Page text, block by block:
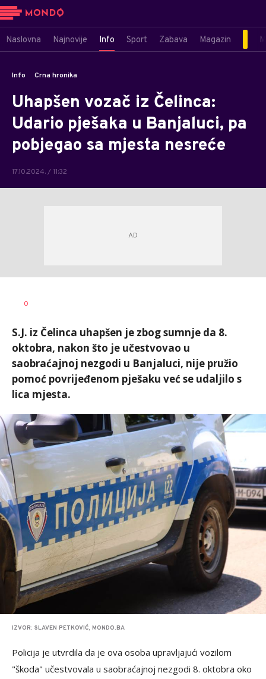
Naslovna Najnovije Info Sport Zabava Magazin
Info Crna hronika
Uhapšen vozač iz Čelinca:
Udario pješaka u Banjaluci, pa
pobjegao sa mjesta nesreće
17.10.2024. / 11:32
AUTOR
0
S.J. iz Čelinca uhapšen je zbog sumnje da 8.
oktobra, nakon što je učestvovao u
saobraćajnoj nezgodi u Banjaluci, nije pružio
pomoć povrijeđenom pješaku već se udaljilo s
lica mjesta.
IZVOR: SLAVEN PETKOVIĆ, MONDO.BA
Policija je utvrdila da je ova osoba upravljajući vozilom
"škoda" učestvovala u saobraćajnoj nezgodi 8. oktobra oko